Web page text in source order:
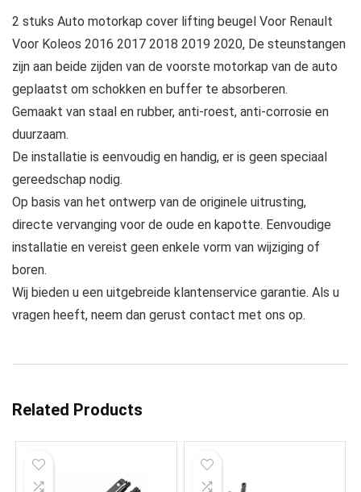
2 stuks Auto motorkap cover lifting beugel Voor Renault
Voor Koleos 2016 2017 2018 2019 2020, De steunstangen
zijn aan beide zijden van de voorste motorkap van de auto
geplaatst om schokken en buffer te absorberen.
Gemaakt van staal en rubber, anti-roest, anti-corrosie en
duurzaam.
De installatie is eenvoudig en handig, er is geen speciaal
gereedschap nodig.
Op basis van het ontwerp van de originele uitrusting,
directe vervanging voor de oude en kapotte. Eenvoudige
installatie en vereist geen enkele vorm van wijziging of
boren.
Wij bieden u een uitgebreide klantenservice garantie. Als u
vragen heeft, neem dan gerust contact met ons op.
Related Products